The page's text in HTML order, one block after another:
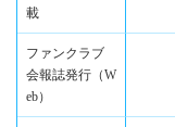
載
ファンクラブ
会報誌発行（W
eb）